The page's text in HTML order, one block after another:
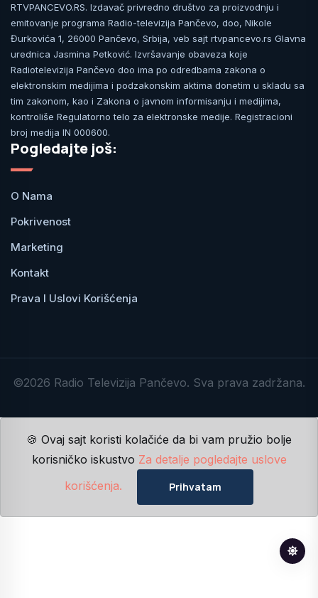
RTVPANCEVO.RS. Izdavač privredno društvo za proizvodnju i
emitovanje programa Radio-televizija Pančevo, doo, Nikole
Đurkovića 1, 26000 Pančevo, Srbija, veb sajt rtvpancevo.rs Glavna
urednica Jasmina Petković. Izvršavanje obaveza koje
Radiotelevizija Pančevo doo ima po odredbama zakona o
elektronskim medijima i podzakonskim aktima donetim u skladu sa
tim zakonom, kao i Zakona o javnom informisanju i medijima,
kontroliše Regulatorno telo za elektronske medije. Registracioni
broj medija IN 000600.
Pogledajte još:
O Nama
Pokrivenost
Marketing
Kontakt
Prava I Uslovi Korišćenja
©2026 Radio Televizija Pančevo. Sva prava zadržana.
🍪 Ovaj sajt koristi kolačiće da bi vam pružio bolje
korisničko iskustvo Za detalje pogledajte uslove
korišćenja.
Prihvatam